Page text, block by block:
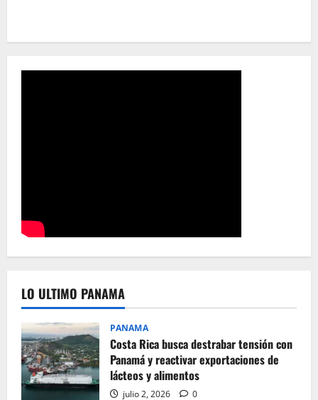
LO ULTIMO PANAMA
PANAMA
Costa Rica busca destrabar tensión con
Panamá y reactivar exportaciones de
lácteos y alimentos
julio 2, 2026 0